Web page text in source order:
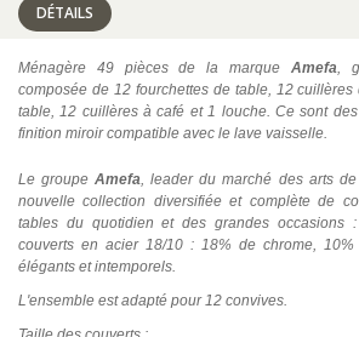
DÉTAILS
Ménagère 49 pièces de la marque Amefa ,
composée de 12 fourchettes de table, 12
table, 12 cuillères à café et 1 louche. Ce sont
finition miroir compatible avec le lave vaisselle.
Le groupeAmefa , leader du marché des arts
nouvelle collection diversifiée et complète de
tables du quotidien et des grandes occasions
couverts en acier 18/10 : 18% de chrome,
élégants et intemporels.
L'ensemble est adapté pour 12 convives.